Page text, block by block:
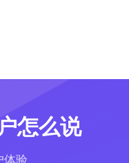
怎么说
体验